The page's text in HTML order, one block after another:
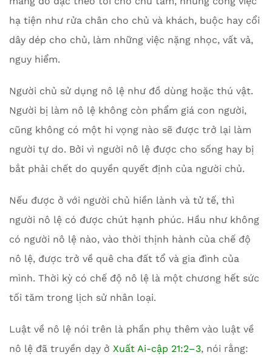
hạ tiện như rửa chân cho chủ và khách, buộc hay cổi
dây dép cho chủ, làm những việc nặng nhọc, vất vả,
nguy hiểm.
Người chủ sử dụng nô lệ như đồ dùng hoặc thú vật.
Người bị làm nô lệ không còn phẩm giá con người,
cũng không có một hi vọng nào sẽ được trở lại làm
người tự do. Bởi vì người nô lệ được cho sống hay bị
bắt phải chết do quyền quyết định của người chủ.
Nếu được ở với người chủ hiền lành và tử tế, thì
người nô lệ có được chút hạnh phúc. Hầu như không
có người nô lệ nào, vào thời thịnh hành của chế độ
nô lệ, được trở về quê cha đất tổ và gia đình của
mình. Thời kỳ có chế độ nô lệ là một chương hết sức
tối tăm trong lịch sử nhân loại.
Luật về nô lệ nói trên là phần phụ thêm vào luật về
nô lệ đã truyền dạy ở Xuất Ai-cập 21:2–3, nói rằng: